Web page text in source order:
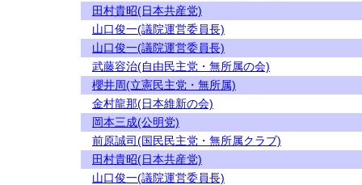
田村貴昭(日本共産党)
山口俊一(議院運営委員長)
山口俊一(議院運営委員長)
武藤容治(自由民主党・無所属の会)
櫻井周(立憲民主党・無所属)
金村龍那(日本維新の会)
岡本三成(公明党)
前原誠司(国民民主党・無所属クラブ)
田村貴昭(日本共産党)
山口俊一(議院運営委員長)